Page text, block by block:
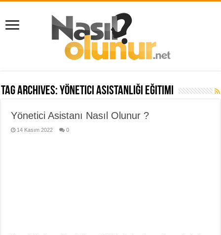
Tag Archives:yönetici asistanlığı eğitimi
Yönetici Asistanı Nasıl Olunur ?
14 Kasım 2022 0